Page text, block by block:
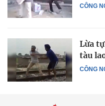
CÔNG
CÔNG
Lừa
tàu